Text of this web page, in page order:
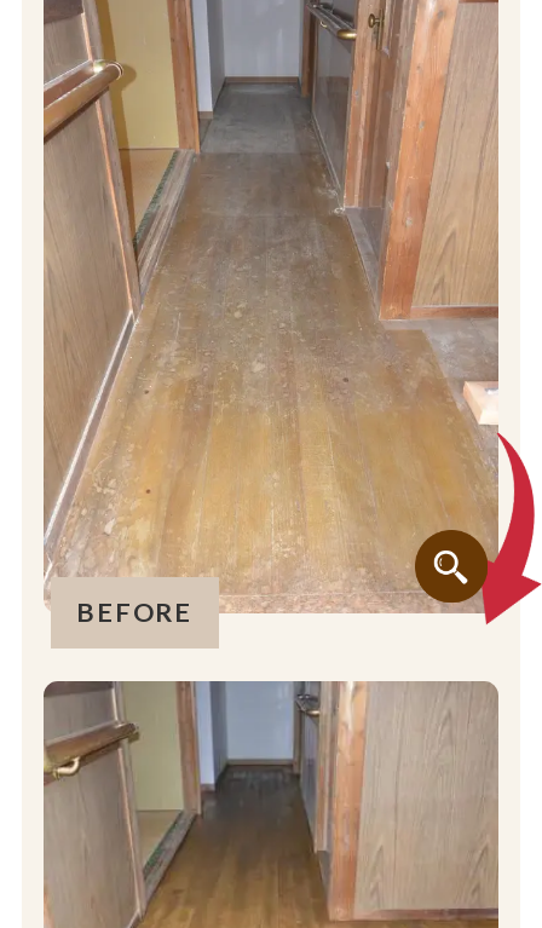
BEFORE